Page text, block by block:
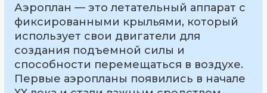
Аэроплан — это летательный аппарат с
фиксированными крыльями, который
использует свои двигатели для
создания подъемной силы и
способности перемещаться в воздухе.
Первые аэропланы появились в начале